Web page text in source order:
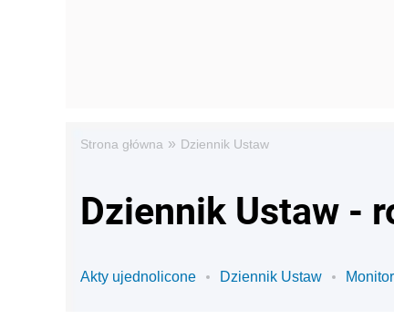
Strona główna » Dziennik Ustaw
Dziennik Ustaw -
Akty ujednolicone Dziennik Ustaw